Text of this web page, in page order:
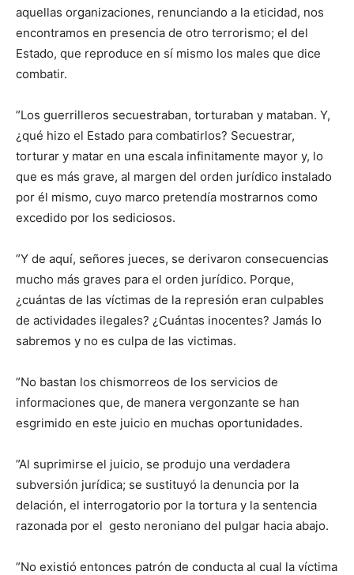
aquellas organizaciones, renunciando a la eticidad, nos
encontramos en presencia de otro terrorismo; el del
Estado, que reproduce en sí mismo los males que dice
combatir.
”Los guerrilleros secuestraban, torturaban y mataban. Y,
¿qué hizo el Estado para combatirlos? Secuestrar,
torturar y matar en una escala infinitamente mayor y, lo
que es más grave, al margen del orden jurídico instalado
por él mismo, cuyo marco pretendía mostrarnos como
excedido por los sediciosos.
”Y de aquí, señores jueces, se derivaron consecuencias
mucho más graves para el orden jurídico. Porque,
¿cuántas de las víctimas de la represión eran culpables
de actividades ilegales? ¿Cuántas inocentes? Jamás lo
sabremos y no es culpa de las victimas.
”No bastan los chismorreos de los servicios de
informaciones que, de manera vergonzante se han
esgrimido en este juicio en muchas oportunidades.
”Al suprimirse el juicio, se produjo una verdadera
subversión jurídica; se sustituyó la denuncia por la
delación, el interrogatorio por la tortura y la sentencia
razonada por el gesto neroniano del pulgar hacia abajo.
”No existió entonces patrón de conducta al cual la víctima